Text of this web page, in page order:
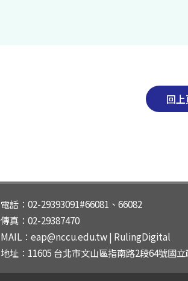
回上
電話：02-29393091#66081、66082
傳真：02-29387470
MAIL：eap@nccu.edu.tw | RulingDigital
地址：11605 台北市文山區指南路2段64號國